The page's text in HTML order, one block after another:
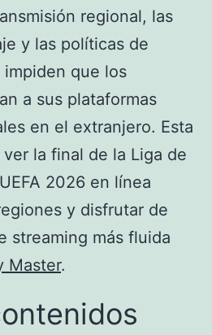
regional, las
y las políticas de
que los
a sus plataformas
en el extranjero. Esta
la final de la Liga de
2026 en línea
y disfrutar de
streaming más fluida
Master.